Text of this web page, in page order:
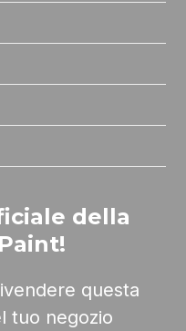
della
questa
tuo negozio